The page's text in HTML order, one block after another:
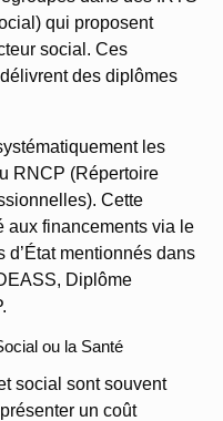
qui proposent
social. Ces
des diplômes
les
RNCP (Répertoire
Cette
aux financements via le
d’État mentionnés dans
Diplôme
ou la Santé
social sont souvent
un coût